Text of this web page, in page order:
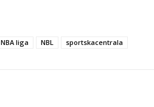
NBA liga NBL sportskacentrala